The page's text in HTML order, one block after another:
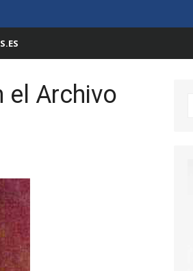
el Archivo